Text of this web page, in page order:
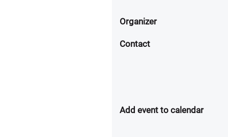
Organizer
Contact
Add event to calendar